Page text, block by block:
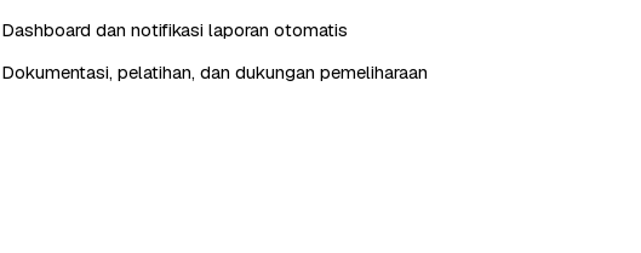
Dashboard dan notifikasi laporan otomatis
Dokumentasi, pelatihan, dan dukungan pemeliharaan